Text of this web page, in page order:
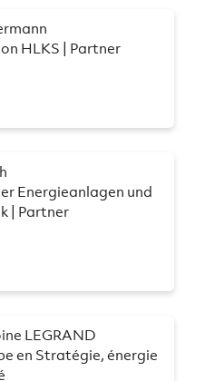
HLKS | Partner
Energieanlagen und
| Partner
LEGRAND
en Stratégie, énergie